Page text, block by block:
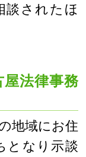
談されたほ
法律事務
地域にお住
となり示談